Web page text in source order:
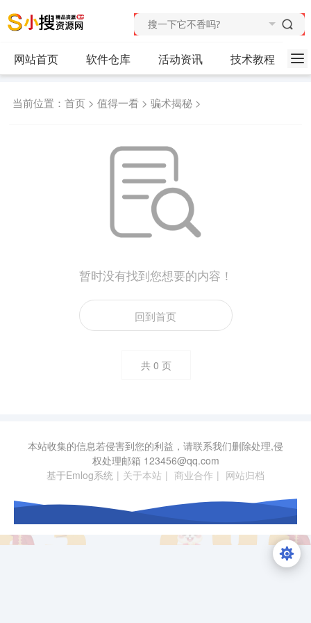
网站首页 软件仓库 活动资讯 技术教程
当前位置：首页 >值得一看 >骗术揭秘 >
暂时没有找到您想要的内容！
回到首页
共 0 页
本站收集的信息若侵害到您的利益，请联系我们删除处理,侵
权处理邮箱 123456@qq.com
基于Emlog系统 | 关于本站 | 商业合作 | 网站归档